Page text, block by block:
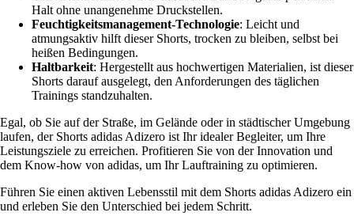
Halt ohne unangenehme Druckstellen.
Feuchtigkeitsmanagement-Technologie: Leicht und
atmungsaktiv hilft dieser Shorts, trocken zu bleiben, selbst bei
heißen Bedingungen.
Haltbarkeit: Hergestellt aus hochwertigen Materialien, ist dieser
Shorts darauf ausgelegt, den Anforderungen des täglichen
Trainings standzuhalten.
Egal, ob Sie auf der Straße, im Gelände oder in städtischer Umgebung
laufen, der Shorts adidas Adizero ist Ihr idealer Begleiter, um Ihre
Leistungsziele zu erreichen. Profitieren Sie von der Innovation und
dem Know-how von adidas, um Ihr Lauftraining zu optimieren.
Führen Sie einen aktiven Lebensstil mit dem Shorts adidas Adizero ein
und erleben Sie den Unterschied bei jedem Schritt.